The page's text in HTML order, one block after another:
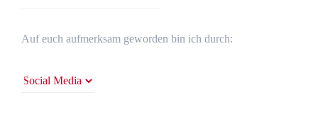
Auf euch aufmerksam geworden bin ich durch: